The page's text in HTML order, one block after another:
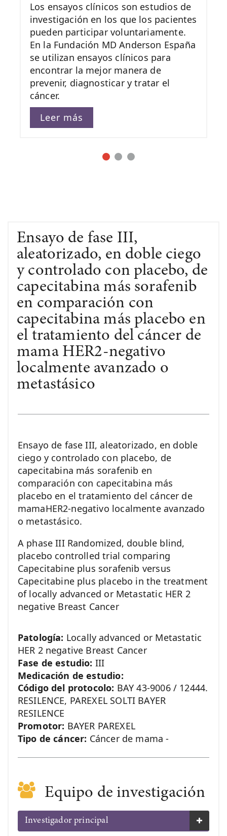
Los ensayos clínicos son estudios de
investigación en los que los pacientes
pueden participar voluntariamente.
En la Fundación MD Anderson España
se utilizan ensayos clínicos para
encontrar la mejor manera de
prevenir, diagnosticar y tratar el
cáncer.
Leer más
Ensayo de fase III,
aleatorizado, en doble ciego
y controlado con placebo, de
capecitabina más sorafenib
en comparación con
capecitabina más placebo en
el tratamiento del cáncer de
mama HER2-negativo
localmente avanzado o
metastásico
Ensayo de fase III, aleatorizado, en doble
ciego y controlado con placebo, de
capecitabina más sorafenib en
comparación con capecitabina más
placebo en el tratamiento del cáncer de
mamaHER2-negativo localmente avanzado
o metastásico.
A phase III Randomized, double blind,
placebo controlled trial comparing
Capecitabine plus sorafenib versus
Capecitabine plus placebo in the treatment
of locally advanced or Metastatic HER 2
negative Breast Cancer
Patología: Locally advanced or Metastatic
HER 2 negative Breast Cancer
Fase de estudio: III
Medicación de estudio:
Código del protocolo: BAY 43-9006 / 12444.
RESILENCE, PAREXEL SOLTI BAYER
RESILENCE
Promotor: BAYER PAREXEL
Tipo de cáncer: Cáncer de mama -
Equipo de investigación
Investigador principal